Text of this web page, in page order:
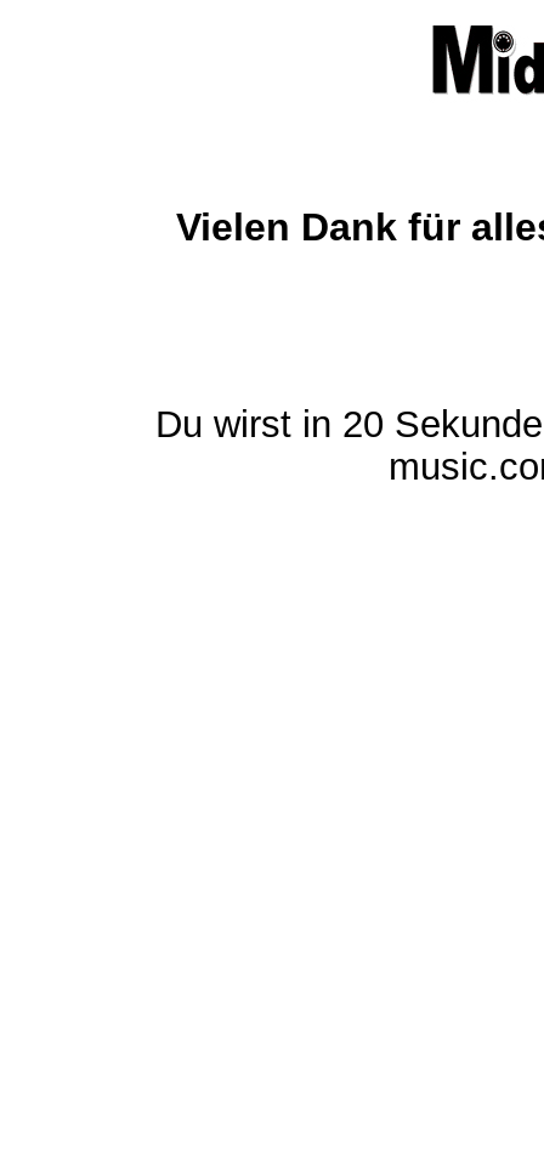
Vielen Dank für
Du wirst in 20